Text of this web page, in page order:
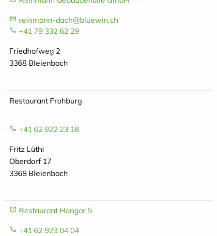
reinmann-dach@bluewin.ch
+41 79 332 62 29
Friedhofweg 2
3368 Bleienbach
Restaurant Frohburg
+41 62 922 23 18
Fritz Lüthi
Oberdorf 17
3368 Bleienbach
Restaurant Hangar 5
+41 62 923 04 04